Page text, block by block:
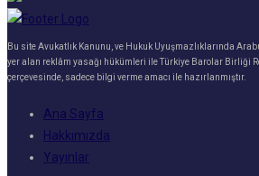
Bu site Avukatlık Kanunu, ve Hukuk Uyuşmazlıklarında
yer alan reklâm yasağı hükümleri ile Türkiye Barolar Birliği
çerçevesinde, sadece bilgi verme amacı ile hazırlanmıştır.
Ana Sayfa
Hakkımızda
Yayınlar